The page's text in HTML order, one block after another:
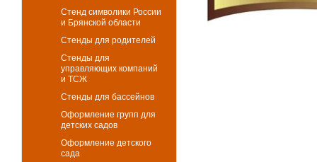
Стенд символики России
и Брянской области
Стенды для родителей
Стенды для
управляющих компаний
и ТСЖ
Стенды для бассейнов
Оформление групп для
детских садов
Оформление детского
сада